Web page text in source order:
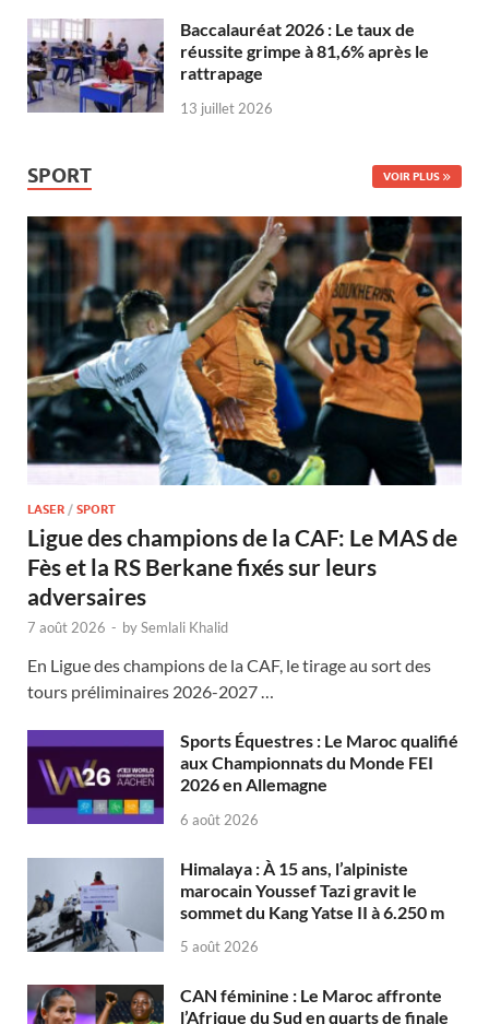
Baccalauréat 2026 : Le taux de
réussite grimpe à 81,6% après le
rattrapage
13 juillet 2026
SPORT VOIR PLUS
LASER / SPORT
Ligue des champions de la CAF: Le MAS de
Fès et la RS Berkane fixés sur leurs
adversaires
7 août 2026 - bySemlali Khalid
En Ligue des champions de la CAF, le tirage au sort des
tours préliminaires 2026-2027 …
Sports Équestres : Le Maroc qualifié
aux Championnats du Monde FEI
2026 en Allemagne
6 août 2026
Himalaya : À 15 ans, l’alpiniste
marocain Youssef Tazi gravit le
sommet du Kang Yatse II à 6.250 m
5 août 2026
CAN féminine : Le Maroc affronte
l’Afrique du Sud en quarts de finale